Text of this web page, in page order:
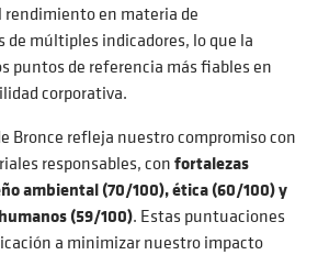
en materia de
de múltiples indicadores, lo que la
puntos de referencia más fiables en
corporativa.
Bronce refleja nuestro compromiso con
responsables, confortalezas
ambiental (70/100), ética (60/100) y
(59/100). Estas puntuaciones
a minimizar nuestro impacto